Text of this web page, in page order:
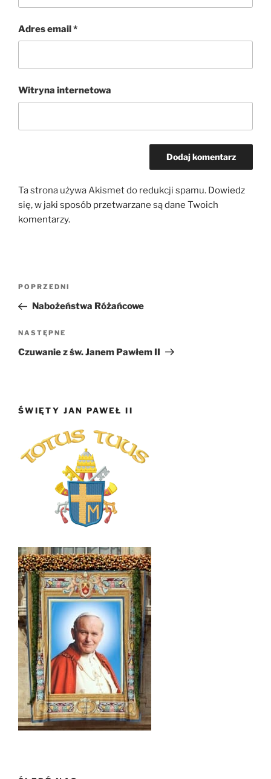
Adres email*
Witryna internetowa
Ta strona używa Akismet do redukcji spamu. Dowiedz
się, w jaki sposób przetwarzane są dane Twoich
komentarzy.
Nawigacja
Poprzedni
wpis
POPRZEDNI
Nabożeństwa Różańcowe
Następny
wpis
NASTĘPNE
Czuwanie z św. Janem Pawłem II
ŚWIĘTY JAN PAWEŁ II